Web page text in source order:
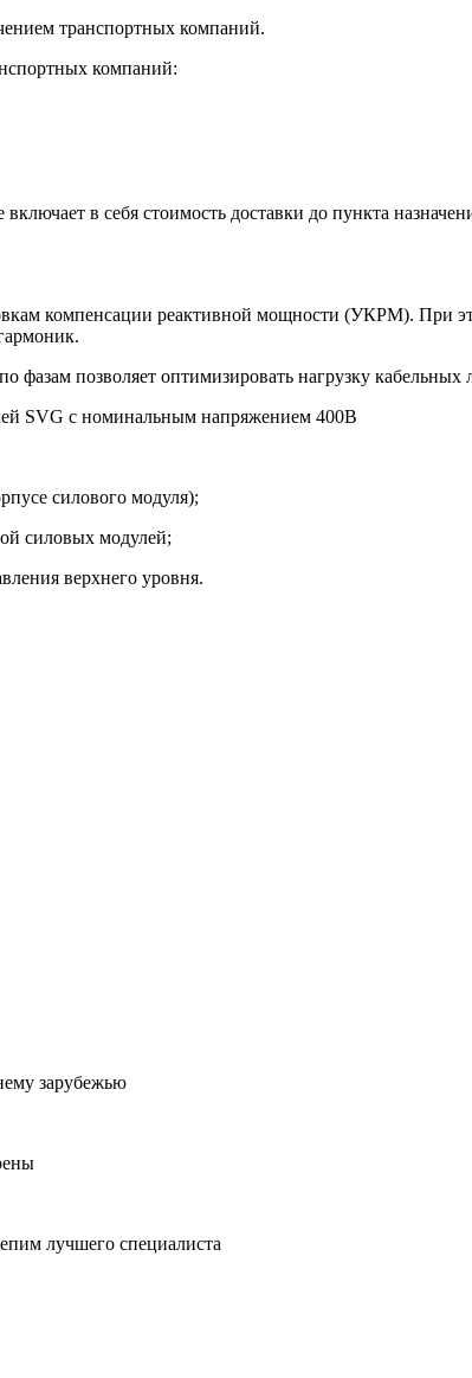
транспортных компаний.
компаний:
в себя стоимость доставки до пункта
компенсации реактивной мощности (УКРМ). При
фазам позволяет оптимизировать нагрузку
SVG с номинальным напряжением 400В
силового модуля);
силовых модулей;
верхнего уровня.
зарубежью
лучшего специалиста